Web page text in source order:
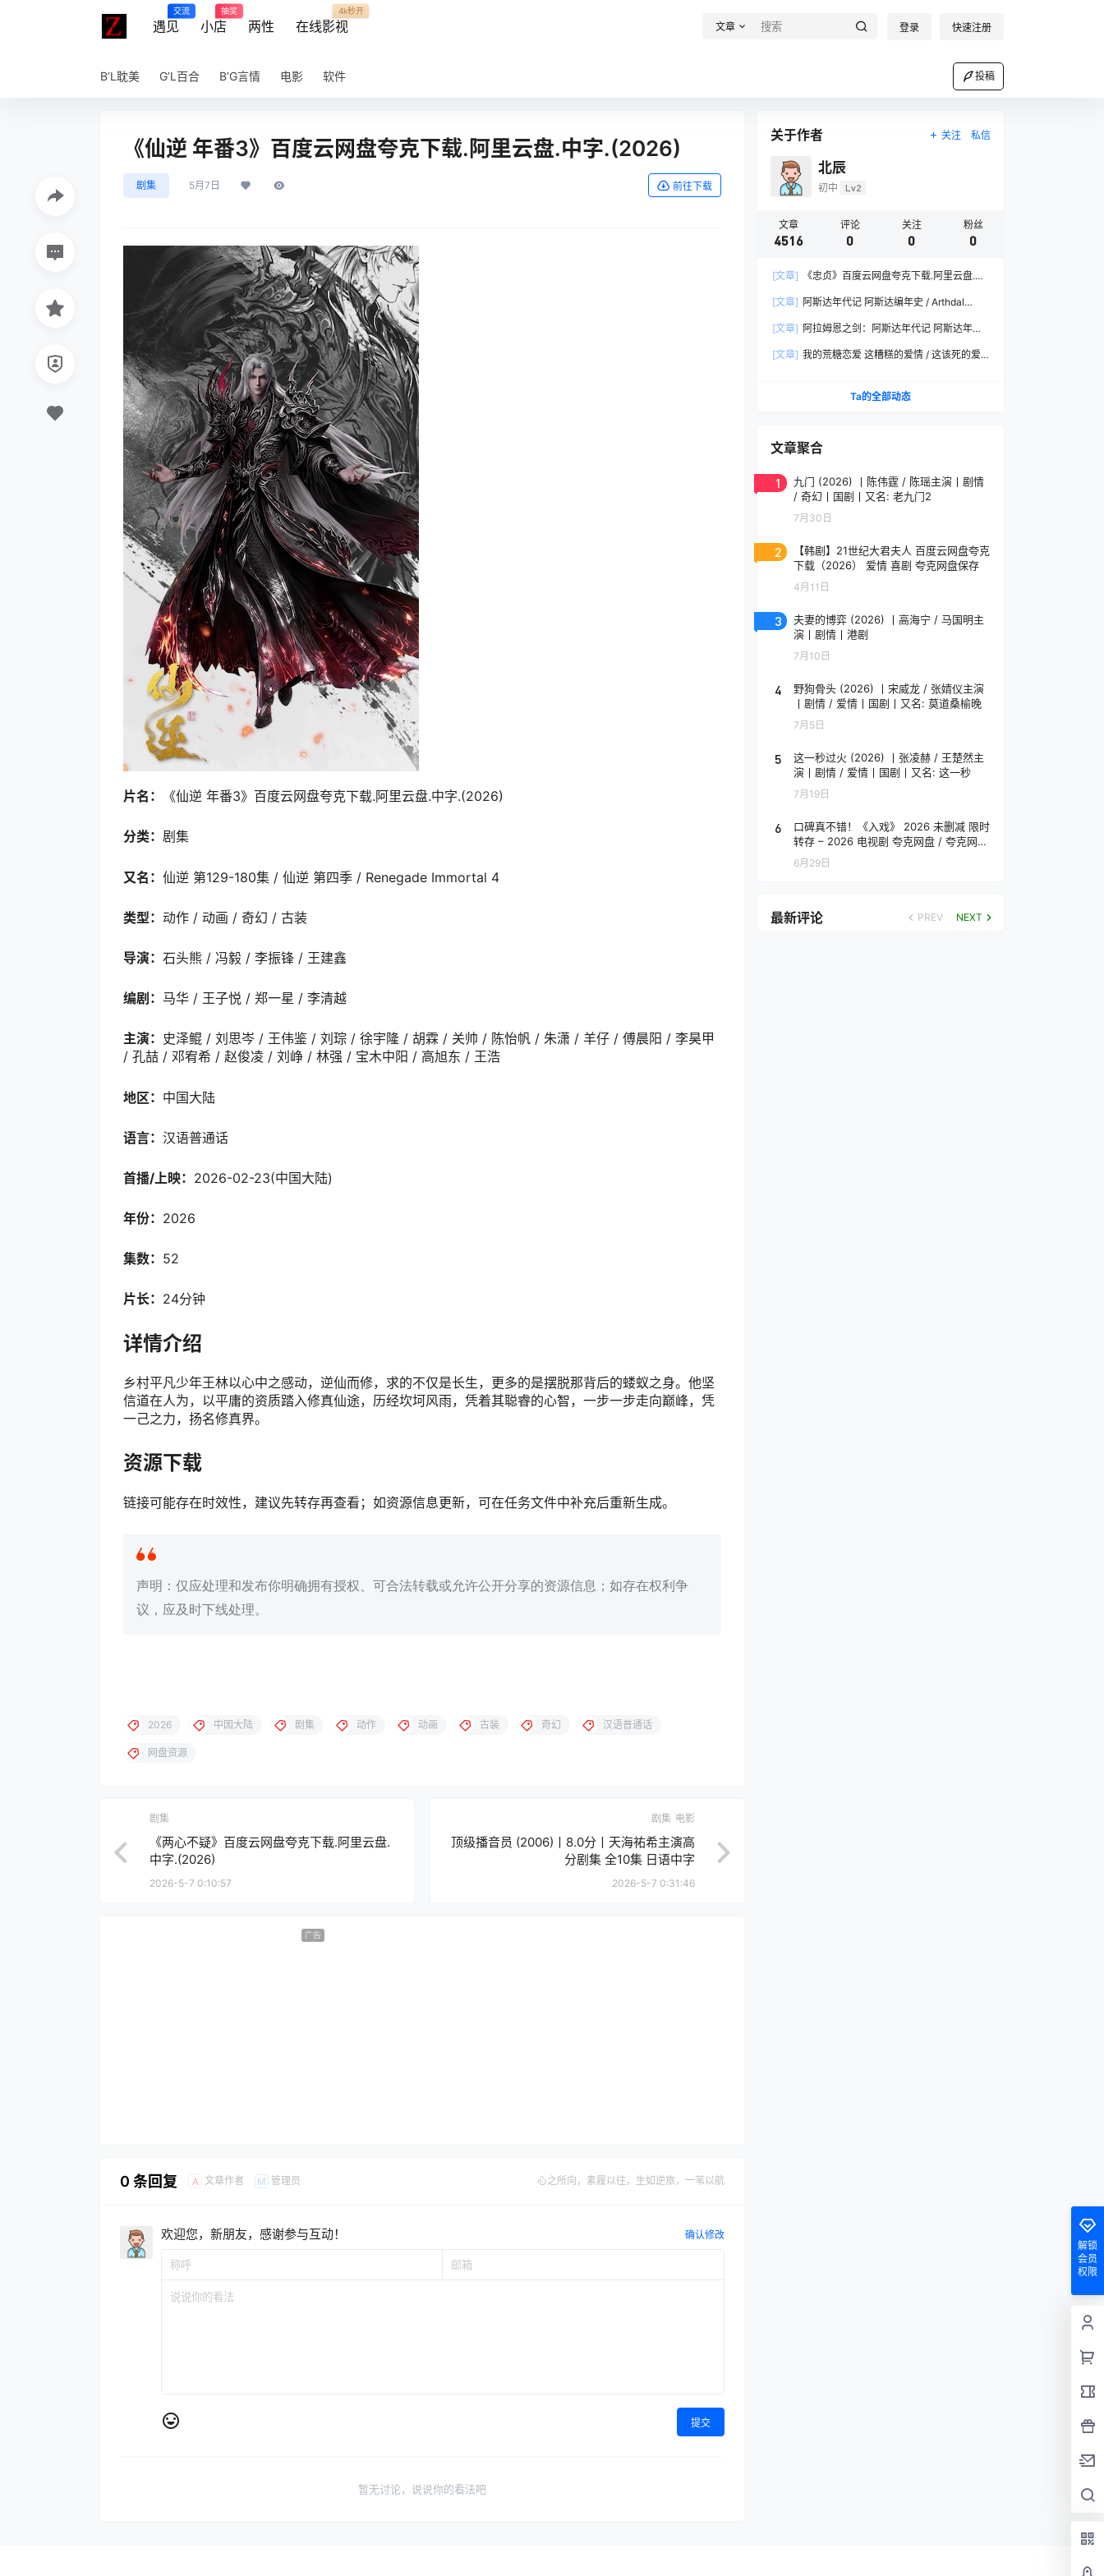
遇见
交流
小店
抽奖
两性 在线影视
4k秒开
文章 登录 快速注册
B’L耽美 G’L百合 B’G言情 电影 软件 投稿
《仙逆 年番3》百度云网盘夸克下载.阿里云盘.中字.(2026)
剧集 5月7日 前往下载
片名： 《仙逆 年番3》百度云网盘夸克下载.阿里云盘.中字.(2026)
分类： 剧集
又名： 仙逆 第129-180集 / 仙逆 第四季 / Renegade Immortal 4
类型： 动作 / 动画 / 奇幻 / 古装
导演： 石头熊 / 冯毅 / 李振锋 / 王建鑫
编剧： 马华 / 王子悦 / 郑一星 / 李清越
主演： 史泽鲲 / 刘思岑 / 王伟鉴 / 刘琮 / 徐宇隆 / 胡霖 / 关帅 / 陈怡帆 / 朱潇 / 羊仔 / 傅晨阳 / 李昊甲
/ 孔喆 / 邓宥希 / 赵俊凌 / 刘峥 / 林强 / 宝木中阳 / 高旭东 / 王浩
地区： 中国大陆
语言： 汉语普通话
首播/上映： 2026-02-23(中国大陆)
年份： 2026
集数： 52
片长： 24分钟
详情介绍
乡村平凡少年王林以心中之感动，逆仙而修，求的不仅是长生，更多的是摆脱那背后的蝼蚁之身。他坚
信道在人为，以平庸的资质踏入修真仙途，历经坎坷风雨，凭着其聪睿的心智，一步一步走向巅峰，凭
一己之力，扬名修真界。
资源下载
链接可能存在时效性，建议先转存再查看；如资源信息更新，可在任务文件中补充后重新生成。
声明：仅应处理和发布你明确拥有授权、可合法转载或允许公开分享的资源信息；如存在权利争
议，应及时下线处理。
2026 中国大陆 剧集 动作 动画 古装 奇幻 汉语普通话
网盘资源
剧集
《两心不疑》百度云网盘夸克下载.阿里云盘.
中字.(2026)
2026-5-7 0:10:57
剧集 电影
顶级播音员 (2006)丨8.0分丨天海祐希主演高
分剧集 全10集 日语中字
2026-5-7 0:31:46
广告
0 条回复 A 文章作者 M 管理员 心之所向，素履以往，生如逆旅，一苇以航
欢迎您，新朋友，感谢参与互动！ 确认修改
提交
暂无讨论，说说你的看法吧
关于作者 关注 私信
北辰
初中 Lv2
文章
4516
评论
0
关注
0
粉丝
0
[文章]
《忠贞》百度云网盘夸克下载.阿里云盘.中
[文章] 阿斯达年代记 阿斯达编年史 / Arthdal
[文章] 阿拉姆恩之剑：阿斯达年代记 阿斯达年代
Chronicles: The Sword of Aramun / Aramun’s
[文章] 我的荒糖恋爱 这糟糕的爱情 / 这该死的爱
Ta的全部动态
文章聚合
1
九门 (2026) 丨陈伟霆 / 陈瑶主演丨剧情
/ 奇幻丨国剧丨又名: 老九门2
7月30日
2
【韩剧】21世纪大君夫人 百度云网盘夸克
下载（2026） 爱情 喜剧 夸克网盘保存
4月11日
3
夫妻的博弈 (2026) 丨高海宁 / 马国明主
演丨剧情丨港剧
7月10日
4
野狗骨头 (2026) 丨宋威龙 / 张婧仪主演
丨剧情 / 爱情丨国剧丨又名: 莫道桑榆晚
7月5日
5
这一秒过火 (2026) 丨张凌赫 / 王楚然主
演丨剧情 / 爱情丨国剧丨又名: 这一秒
7月19日
6
口碑真不错！《入戏》 2026 未删减 限时
转存 – 2026 电视剧 夸克网盘 / 夸克网盘
高清转存
6月29日
最新评论 PREV NEXT
解锁
会员
权限